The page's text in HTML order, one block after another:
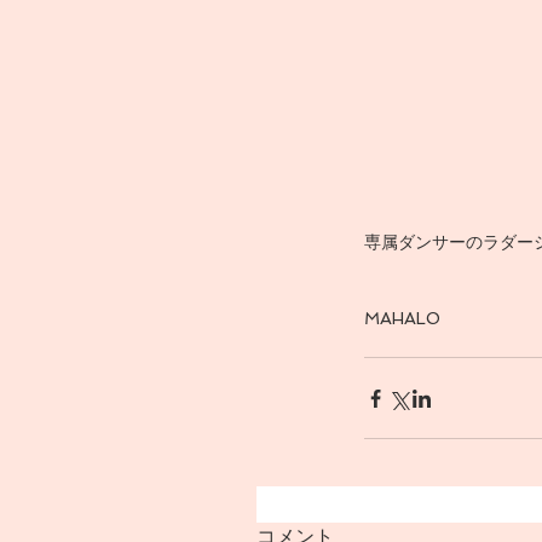
専属ダンサーのラダ
MAHALO
コメント